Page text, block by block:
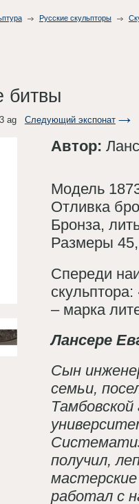
Русские скульпторы
битвы
ag Следующий экспонат
Автор:
Модель
Отливка
Бронза,
Размеры
Спереди
– марка
Лансере
Сын
семьи,
получил,
работал с